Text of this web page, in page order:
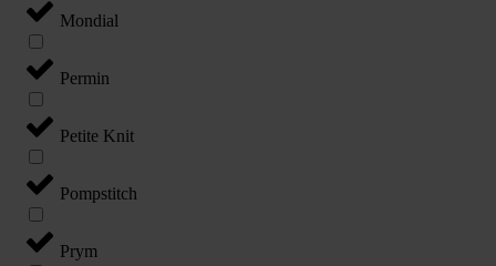
Mondial
Permin
Petite Knit
Pompstitch
Prym